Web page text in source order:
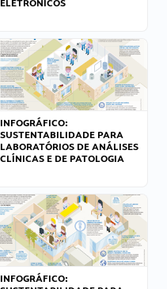
ELETRÔNICOS
INFOGRÁFICO:
SUSTENTABILIDADE PARA
LABORATÓRIOS DE ANÁLISES
CLÍNICAS E DE PATOLOGIA
INFOGRÁFICO: